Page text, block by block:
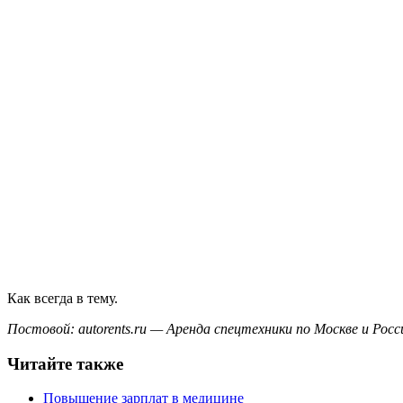
Как всегда в тему.
Постовой: autorents.ru — Аренда спецтехники по Москве и
Читайте также
Повышение зарплат в медицине